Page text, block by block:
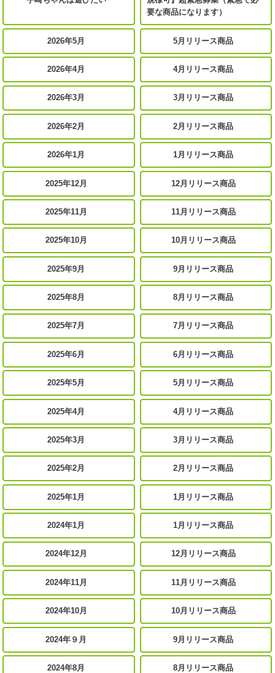
要な商品になります）
2026年5月 5月リリース商品
2026年4月 4月リリース商品
2026年3月 3月リリース商品
2026年2月 2月リリース商品
2026年1月 1月リリース商品
2025年12月 12月リリース商品
2025年11月 11月リリース商品
2025年10月 10月リリース商品
2025年9月 9月リリース商品
2025年8月 8月リリース商品
2025年7月 7月リリース商品
2025年6月 6月リリース商品
2025年5月 5月リリース商品
2025年4月 4月リリース商品
2025年3月 3月リリース商品
2025年2月 2月リリース商品
2025年1月 1月リリース商品
2024年1月 1月リリース商品
2024年12月 12月リリース商品
2024年11月 11月リリース商品
2024年10月 10月リリース商品
2024年９月 9月リリース商品
2024年8月 8月リリース商品